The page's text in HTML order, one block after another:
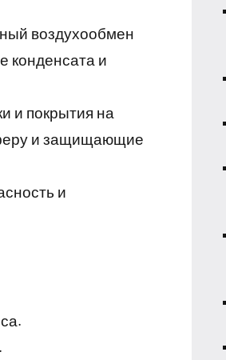
воздухообмен
конденсата и
и покрытия на
и защищающие
и